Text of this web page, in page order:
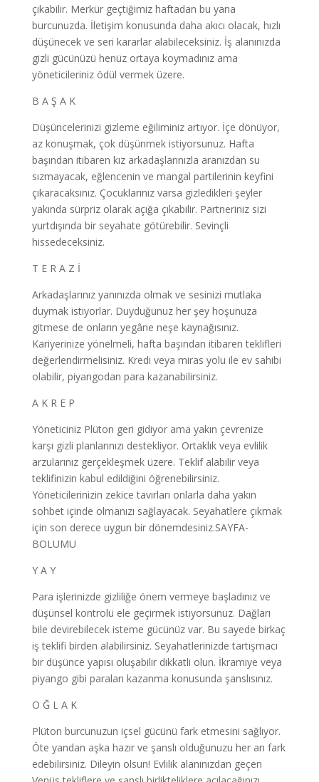
çıkabilir. Merkür geçtiğimiz haftadan bu yana
burcunuzda. İletişim konusunda daha akıcı olacak, hızlı
düşünecek ve seri kararlar alabileceksiniz. İş alanınızda
gizli gücünüzü henüz ortaya koymadınız ama
yöneticileriniz ödül vermek üzere.
B A Ş A K
Düşüncelerinizi gizleme eğiliminiz artıyor. İçe dönüyor,
az konuşmak, çok düşünmek istiyorsunuz. Hafta
başından itibaren kız arkadaşlarınızla aranızdan su
sızmayacak, eğlencenin ve mangal partilerinin keyfini
çıkaracaksınız. Çocuklarınız varsa gizledikleri şeyler
yakında sürpriz olarak açığa çıkabilir. Partneriniz sizi
yurtdışında bir seyahate götürebilir. Sevinçli
hissedeceksiniz.
T E R A Z İ
Arkadaşlarınız yanınızda olmak ve sesinizi mutlaka
duymak istiyorlar. Duyduğunuz her şey hoşunuza
gitmese de onların yegâne neşe kaynağısınız.
Kariyerinize yönelmeli, hafta başından itibaren teklifleri
değerlendirmelisiniz. Kredi veya miras yolu ile ev sahibi
olabilir, piyangodan para kazanabilirsiniz.
A K R E P
Yöneticiniz Plüton geri gidiyor ama yakın çevrenize
karşı gizli planlarınızı destekliyor. Ortaklık veya evlilik
arzularınız gerçekleşmek üzere. Teklif alabilir veya
teklifinizin kabul edildiğini öğrenebilirsiniz.
Yöneticilerinizin zekice tavırları onlarla daha yakın
sohbet içinde olmanızı sağlayacak. Seyahatlere çıkmak
için son derece uygun bir dönemdesiniz.SAYFA-
BOLUMU
Y A Y
Para işlerinizde gizliliğe önem vermeye başladınız ve
düşünsel kontrolü ele geçirmek istiyorsunuz. Dağları
bile devirebilecek isteme gücünüz var. Bu sayede birkaç
iş teklifi birden alabilirsiniz. Seyahatlerinizde tartışmacı
bir düşünce yapısı oluşabilir dikkatli olun. İkramiye veya
piyango gibi paraları kazanma konusunda şanslısınız.
O Ğ L A K
Plüton burcunuzun içsel gücünü fark etmesini sağlıyor.
Öte yandan aşka hazır ve şanslı olduğunuzu her an fark
edebilirsiniz. Dileyin olsun! Evlilik alanınızdan geçen